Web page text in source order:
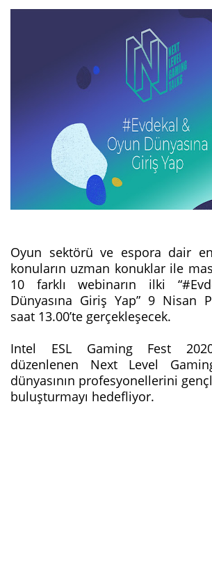
Oyun sektörü ve espora dair
konuların uzman konuklar ile
10 farklı webinarın ilki
Dünyasına Giriş Yap” 9 Nisan
saat 13.00’te gerçekleşecek.
Intel ESL Gaming Fest 2020
düzenlenen Next Level
dünyasının profesyonellerini
buluşturmayı hedefliyor.